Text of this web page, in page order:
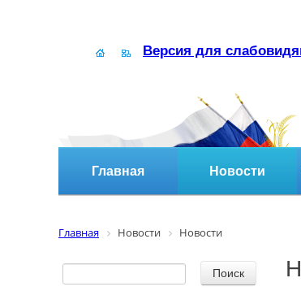
Версия для
Главная Новости
Главная Новости Новости